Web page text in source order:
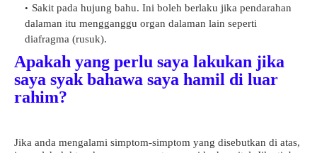
Sakit pada hujung bahu. Ini boleh berlaku jika pendarahan
dalaman itu mengganggu organ dalaman lain seperti
diafragma (rusuk).
Apakah yang perlu saya lakukan jika
saya syak bahawa saya hamil di luar
rahim?
Jika anda mengalami simptom-simptom yang disebutkan di atas,